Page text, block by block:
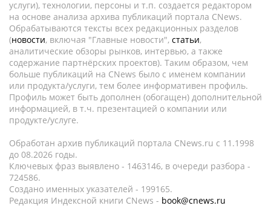
услуги), технологии, персоны и т.п. создается редактором
на основе анализа архива публикаций портала CNews.
Обрабатываются тексты всех редакционных разделов
(новости, включая "Главные новости", статьи,
аналитические обзоры рынков, интервью, а также
содержание партнёрских проектов). Таким образом, чем
больше публикаций на CNews было с именем компании
или продукта/услуги, тем более информативен профиль.
Профиль может быть дополнен (обогащен) дополнительной
информацией, в т.ч. презентацией о компании или
продукте/услуге.
Обработан архив публикаций портала CNews.ru c 11.1998
до 08.2026 годы.
Ключевых фраз выявлено - 1463146, в очереди разбора -
724586.
Создано именных указателей - 199165.
Редакция Индексной книги CNews - book@cnews.ru